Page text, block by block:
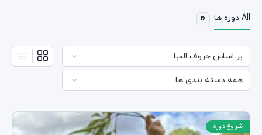
All دوره ها 16
شروع دوره